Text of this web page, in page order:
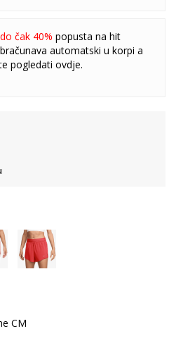
do čak 40% popusta na hit
automatski u korpi a
pogledati ovdje.
CM